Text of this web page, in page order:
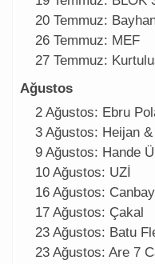
20 Temmuz:
26 Temmuz: MEF
27 Temmuz:
Ağustos
2 Ağustos: Ebru
3 Ağustos: Heijan
9 Ağustos: Hande
10 Ağustos: UZİ
16 Ağustos:
17 Ağustos: Çakal
23 Ağustos: Batu
23 Ağustos: Are 7